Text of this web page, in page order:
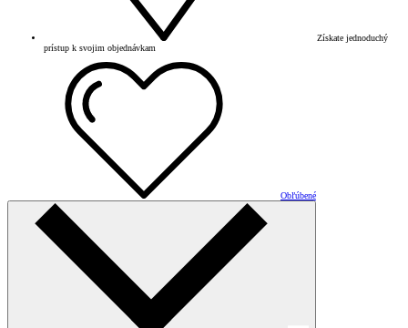
Získate jednoduchý
prístup k svojim objednávkam
Obľúbené